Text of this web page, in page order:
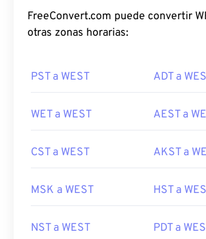
FreeConvert.com puede convertir
otras zonas horarias:
PST a WEST ADT a
WET a WEST AEST a
CST a WEST AKST a
MSK a WEST HST a
NST a WEST PDT a